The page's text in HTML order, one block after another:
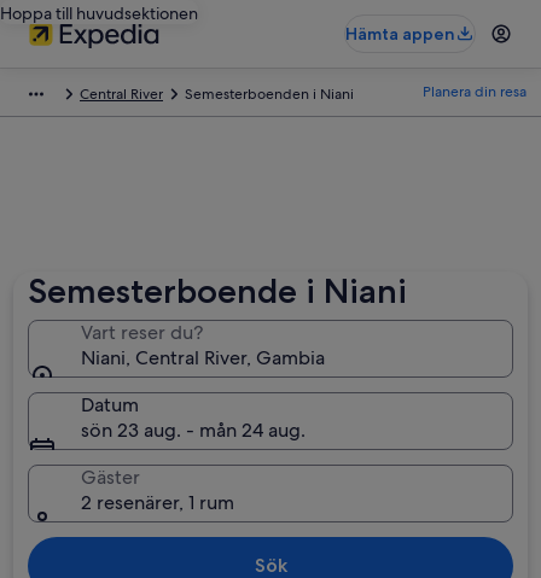
Hoppa till huvudsektionen
Hämta appen
Central River Semesterboenden i Niani Planera din resa
Semesterboende i Niani
Vart reser du?
Niani, Central River, Gambia
Datum
sön 23 aug. - mån 24 aug.
Gäster
2 resenärer, 1 rum
Sök